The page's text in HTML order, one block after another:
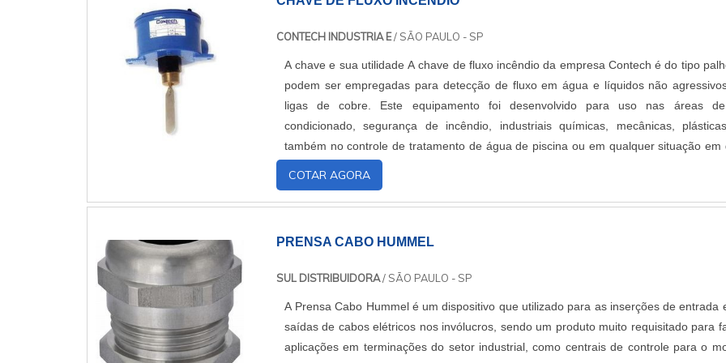
CONTECH INDUSTRIA E/ SÃO PAULO - SP
A chave e sua utilidade A chave de fluxo incêndio da empresa Contech é do tipo
podem ser empregadas para detecção de fluxo em água e líquidos não
ligas de cobre. Este equipamento foi desenvolvido para uso nas áreas
condicionado, segurança de incêndio, industriais químicas, mecânicas,
também no controle de tratamento de água de piscina ou em qualquer situação em
haja necessidade de ligar ou desligar....
COTAR AGORA
PRENSA CABO HUMMEL
SUL DISTRIBUIDORA/ SÃO PAULO - SP
A Prensa Cabo Hummel é um dispositivo que utilizado para as inserções de entrada
saídas de cabos elétricos nos invólucros, sendo um produto muito requisitado para
aplicações em terminações do setor industrial, como centrais de controle para o